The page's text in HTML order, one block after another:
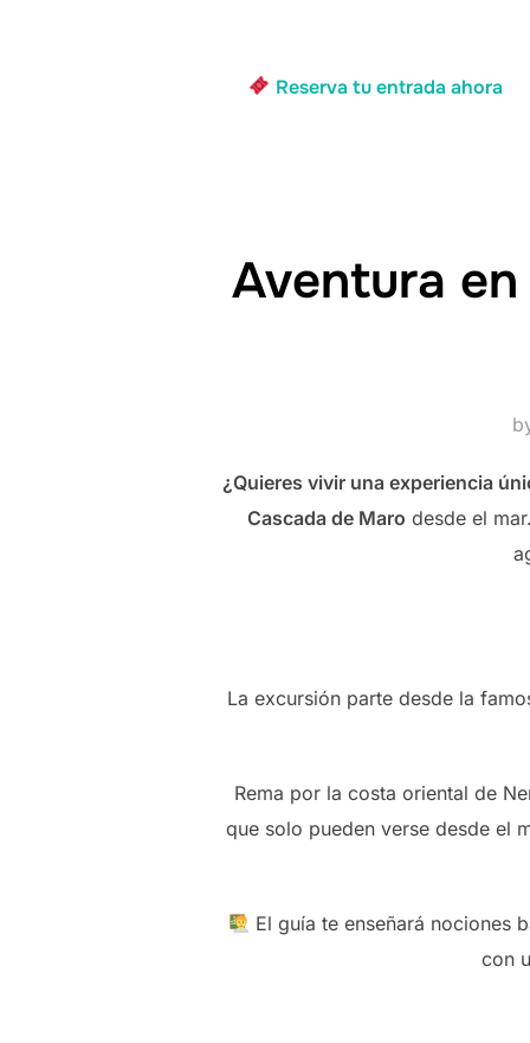
Reserva tu entrada ahora
Aventura
¿Quieres vivir una experiencia
Cascada de Maro desde el
La excursión parte desde la
Rema por la costa oriental de
que solo pueden verse desde el
El guía te enseñará nociones
con